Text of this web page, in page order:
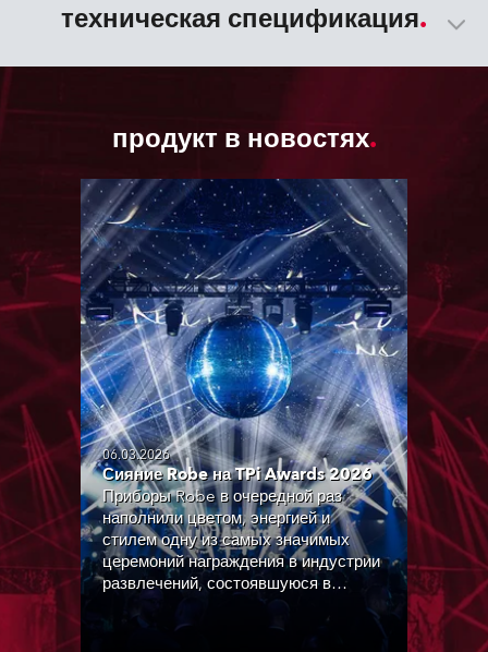
техническая спецификация
продукт в новостях
06.03.2026
Сияние Robe на TPi Awards 2026
Приборы Robe в очередной раз
наполнили цветом, энергией и
стилем одну из самых значимых
церемоний награждения в индустрии
развлечений, состоявшуюся в
лондонском Evolution.